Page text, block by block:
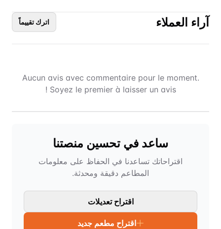
آراء العملاء اترك تقييماً
Aucun avis avec commentaire pour le moment.
Soyez le premier à laisser un avis !
ساعد في تحسين منصتنا
اقتراحاتك تساعدنا في الحفاظ على معلومات
المطاعم دقيقة ومحدثة.
اقتراح تعديلات
اقتراح مطعم جديد